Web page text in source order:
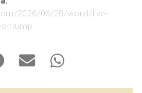
2026/06/28/world/live-
trump